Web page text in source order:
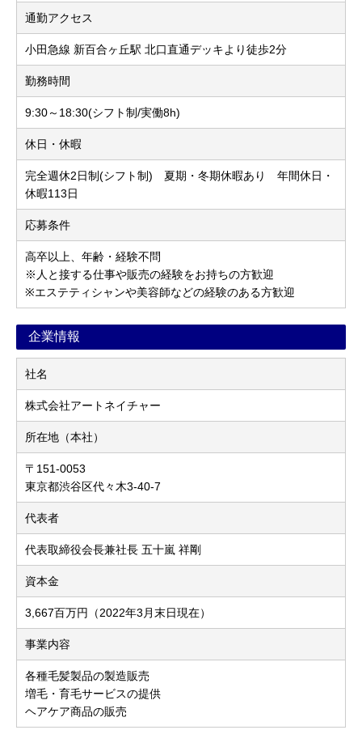
通勤アクセス
小田急線 新百合ヶ丘駅 北口直通デッキより徒歩2分
勤務時間
9:30～18:30(シフト制/実働8h)
休日・休暇
完全週休2日制(シフト制) 夏期・冬期休暇あり 年間休日・
休暇113日
応募条件
高卒以上、年齢・経験不問
※人と接する仕事や販売の経験をお持ちの方歓迎
※エステティシャンや美容師などの経験のある方歓迎
企業情報
社名
株式会社アートネイチャー
所在地（本社）
〒151-0053
東京都渋谷区代々木3-40-7
代表者
代表取締役会長兼社長 五十嵐 祥剛
資本金
3,667百万円（2022年3月末日現在）
事業内容
各種毛髪製品の製造販売
増毛・育毛サービスの提供
ヘアケア商品の販売